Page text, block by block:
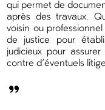
qui permet de
après des travaux.
voisin ou
de justice pour
judicieux pour
contre d’éventuels